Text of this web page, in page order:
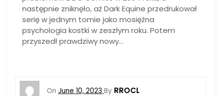
następnie zniknęło, aż Dark Equine przedrukował
serię w jednym tomie jako mosiężna
psychologia kostki w zeszłym roku. Potem
przyszedł prawdziwy nowy…
On June 10, 2023 By RROCL